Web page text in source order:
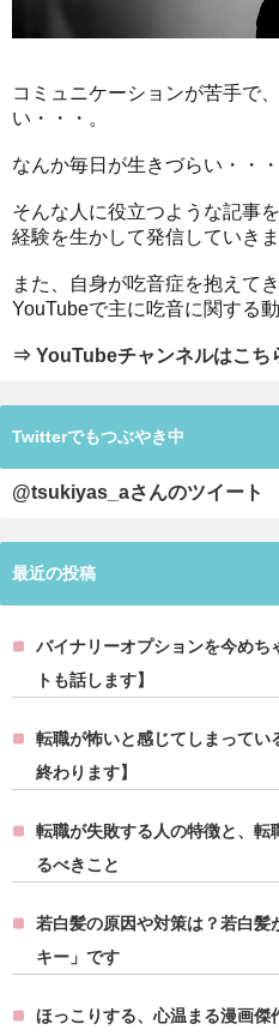
コミュニケーションが苦手で
い・・・。
なんか毎日が生きづらい・・・
そんな人に役立つような記事
経験を生かして発信していきま
また、自身が吃音症を抱えて
YouTubeで主に吃音に関する
⇒ YouTubeチャンネルはこち
Twitterでもつぶやき中
@tsukiyas_aさんのツイート
最近の投稿
バイナリーオプションを今めち
トも話します】
転職が怖いと感じてしまってい
終わります】
転職が失敗する人の特徴と、
るべきこと
若白髪の原因や対策は？若白髪
キー」です
ほっこりする、心温まる漫画傑